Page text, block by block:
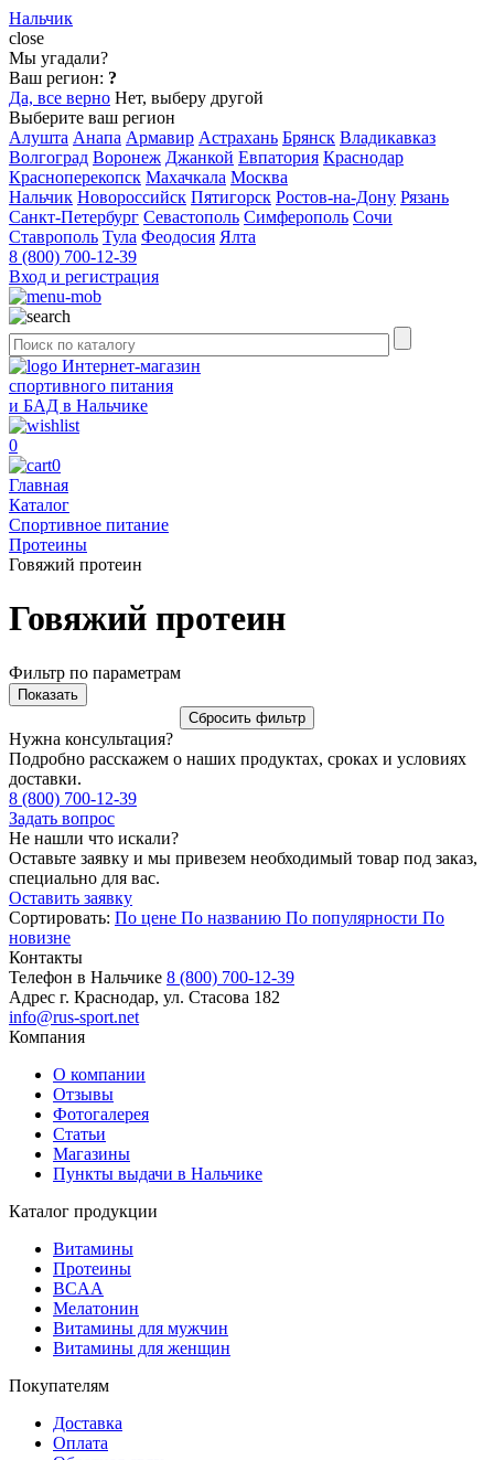
Нальчик
close
Мы угадали?
Ваш регион: ?
Да, все верно Нет, выберу другой
Выберите ваш регион
Алушта Анапа Армавир Астрахань Брянск Владикавказ
Волгоград Воронеж Джанкой Евпатория Краснодар
Красноперекопск Махачкала Москва
Нальчик Новороссийск Пятигорск Ростов-на-Дону Рязань
Санкт-Петербург Севастополь Симферополь Сочи
Ставрополь Тула Феодосия Ялта
8 (800) 700-12-39
Вход и регистрация
Интернет-магазин
спортивного питания
и БАД в Нальчике
0
0
Главная
Каталог
Спортивное питание
Протеины
Говяжий протеин
Говяжий протеин
Фильтр по параметрам
Нужна консультация?
Подробно расскажем о наших продуктах, сроках и условиях
доставки.
8 (800) 700-12-39
Задать вопрос
Не нашли что искали?
Оставьте заявку и мы привезем необходимый товар под заказ,
специально для вас.
Оставить заявку
Сортировать: По цене По названию По популярности По
новизне
Контакты
Телефон в Нальчике 8 (800) 700-12-39
Адрес г. Краснодар, ул. Стасова 182
info@rus-sport.net
Компания
О компании
Отзывы
Фотогалерея
Статьи
Магазины
Пункты выдачи в Нальчике
Каталог продукции
Витамины
Протеины
BCAA
Мелатонин
Витамины для мужчин
Витамины для женщин
Покупателям
Доставка
Оплата